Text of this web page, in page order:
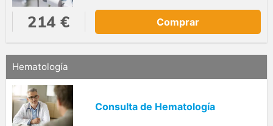
214 € Comprar
Hematología
Consulta de Hematología